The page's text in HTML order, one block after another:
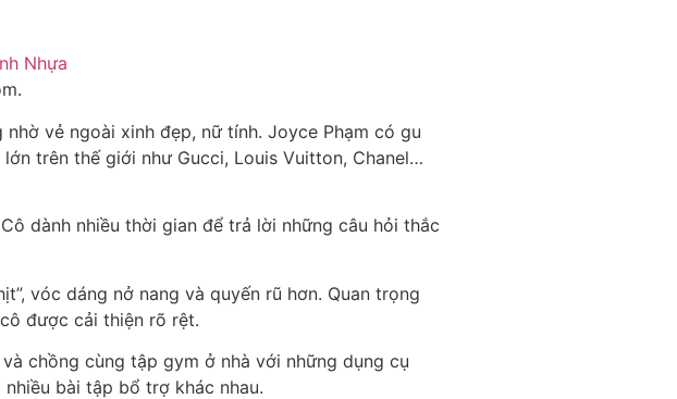
vẻ ngoài xinh đẹp, nữ tính. Joyce Phạm có gu
trên thế giới như Gucci, Louis Vuitton, Chanel…
dành nhiều thời gian để trả lời những câu hỏi thắc
vóc dáng nở nang và quyến rũ hơn. Quan trọng
được cải thiện rõ rệt.
chồng cùng tập gym ở nhà với những dụng cụ
bài tập bổ trợ khác nhau.